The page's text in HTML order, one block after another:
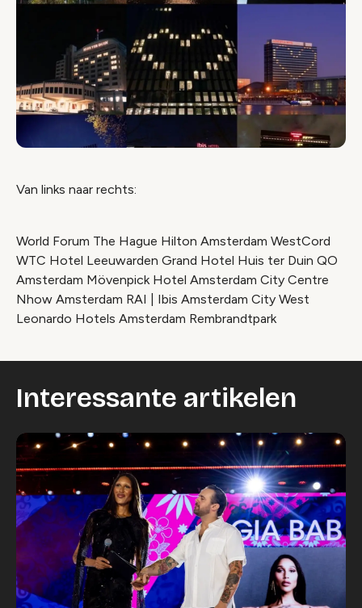
Van links naar rechts:
World Forum The Hague Hilton Amsterdam WestCord
WTC Hotel Leeuwarden Grand Hotel Huis ter Duin QO
Amsterdam Mövenpick Hotel Amsterdam City Centre
Nhow Amsterdam RAI | Ibis Amsterdam City West
Leonardo Hotels Amsterdam Rembrandtpark
Interessante artikelen